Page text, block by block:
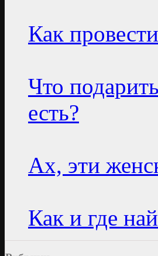
Как
Что
есть?
Ах, эти
Как и где